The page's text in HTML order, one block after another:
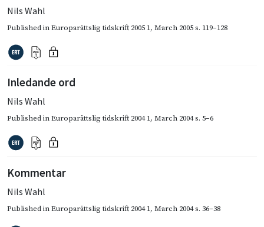
Nils Wahl
Published inEuroparättslig tidskrift 2005 1, March 2005s. 119–128
Inledande ord
Nils Wahl
Published inEuroparättslig tidskrift 2004 1, March 2004s. 5–6
Kommentar
Nils Wahl
Published inEuroparättslig tidskrift 2004 1, March 2004s. 36–38